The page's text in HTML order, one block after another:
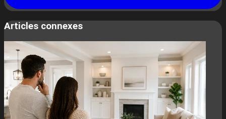
Articles connexes